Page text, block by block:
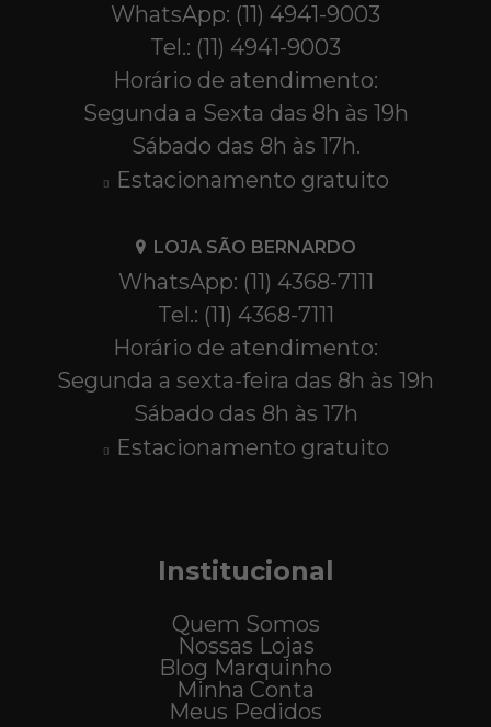
WhatsApp: (11) 4941-9003
Tel.: (11) 4941-9003
Horário de atendimento:
Segunda a Sexta das 8h às 19h
Sábado das 8h às 17h.
Estacionamento gratuito
LOJA SÃO BERNARDO
WhatsApp: (11) 4368-7111
Tel.: (11) 4368-7111
Horário de atendimento:
Segunda a sexta-feira das 8h às 19h
Sábado das 8h às 17h
Estacionamento gratuito
Institucional
Quem Somos
Nossas Lojas
Blog Marquinho
Minha Conta
Meus Pedidos